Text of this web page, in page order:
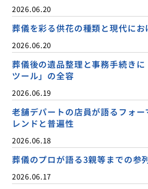
2026.06.20
葬儀を彩る供花の種類と現代に
2026.06.20
葬儀後の遺品整理と事務手続きに
ツール」の全容
2026.06.19
老舗デパートの店員が語るフォー
レンドと普遍性
2026.06.18
葬儀のプロが語る3親等までの参
2026.06.17